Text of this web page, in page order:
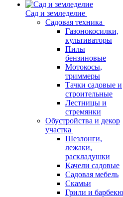
Сад и земледелие
Садовая техника
Газонокосилки,
культиваторы
Пилы
бензиновые
Мотокосы,
триммеры
Тачки садовые и
строительные
Лестницы и
стремянки
Обустройства и декор
участка
Шезлонги,
лежаки,
раскладушки
Качели садовые
Садовая мебель
Скамьи
Грили и барбекю